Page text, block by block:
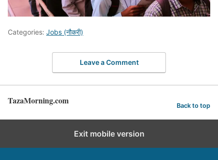
Categories: Jobs (नौकरी)
Leave a Comment
TazaMorning.com Back to top
Exit mobile version